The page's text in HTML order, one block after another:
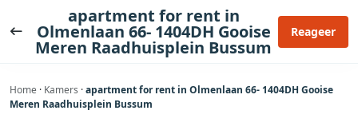
naar
apartment for rent in
Olmenlaan 66- 1404DH Gooise
Meren Raadhuisplein Bussum
Reageer
Home · Kamers ·apartment for rent in Olmenlaan 66- 1404DH Gooise
Meren Raadhuisplein Bussum